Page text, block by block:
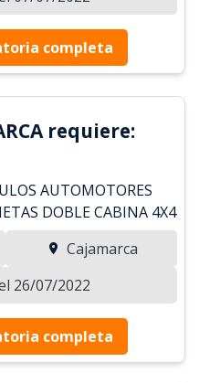
completa
requiere:
AUTOMOTORES
DOBLE CABINA 4X4
Cajamarca
26/07/2022
completa